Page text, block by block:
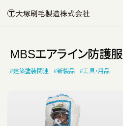
MBSエアライン防護服
#建築塗装関連 #新製品 #工具・用品